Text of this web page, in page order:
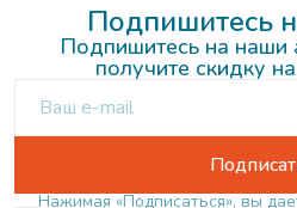
Подпишитесь
Подпишитесь на наши
получите скидку
Нажимая «Подписаться», вы